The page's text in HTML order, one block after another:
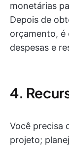
monetárias
Depois de
orçamento, é
despesas e
4.
Você precisa
projeto;